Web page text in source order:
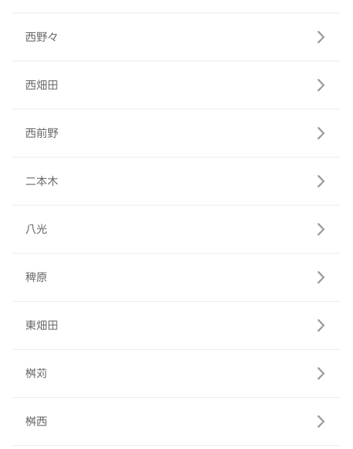
西野々
西畑田
西前野
二本木
八光
稗原
東畑田
桝苅
桝西